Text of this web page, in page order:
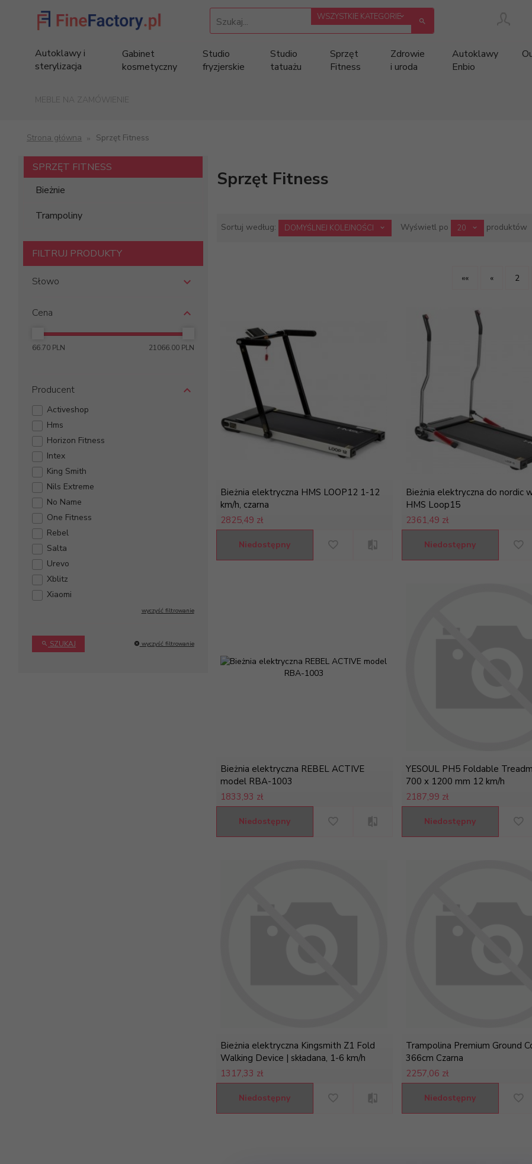
Szukaj...
categories_searcher
WSZYSTKIE KATEGORIE
Autoklawy i
sterylizacja
Gabinet
kosmetyczny
Studio
fryzjerskie
Studio
tatuażu
Sprzęt
Fitness
Zdrowie
i uroda
Autoklawy
Enbio
MEBLE NA ZAMÓWIENIE
Strona główna Sprzęt Fitness
SPRZĘT FITNESS
Bieżnie
Trampoliny
FILTRUJ PRODUKTY
Słowo
Cena
66.70 PLN 21066.00 PLN
Producent
Activeshop
Hms
Horizon Fitness
Intex
King Smith
Nils Extreme
No Name
One Fitness
Rebel
Salta
Urevo
Xblitz
Xiaomi
wyczyść filtrowanie
SZUKAJ wyczyść filtrowanie
Sprzęt Fitness
Sortuj według: sort
DOMYŚLNEJ KOLEJNOŚCI Wyświetl po pop
20 produktów
«« « 2
Bieżnia elektryczna HMS LOOP12 1-12
km/h, czarna
2825,49 zł
Niedostępny
Bieżnia elektryczna do nordic
HMS Loop15
2361,49 zł
Niedostępny
Bieżnia elektryczna REBEL ACTIVE
model RBA-1003
1833,93 zł
Niedostępny
YESOUL PH5 Foldable
700 x 1200 mm 12 km/h
2187,99 zł
Niedostępny
Bieżnia elektryczna Kingsmith Z1 Fold
Walking Device | składana, 1-6 km/h
1317,33 zł
Niedostępny
Trampolina Premium Ground
366cm Czarna
2257,06 zł
Niedostępny